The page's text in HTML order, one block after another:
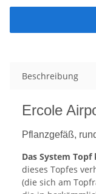
Beschreibung
Ercole
Pflanzgefäß,
Das System
dieses Topfes
(die sich am